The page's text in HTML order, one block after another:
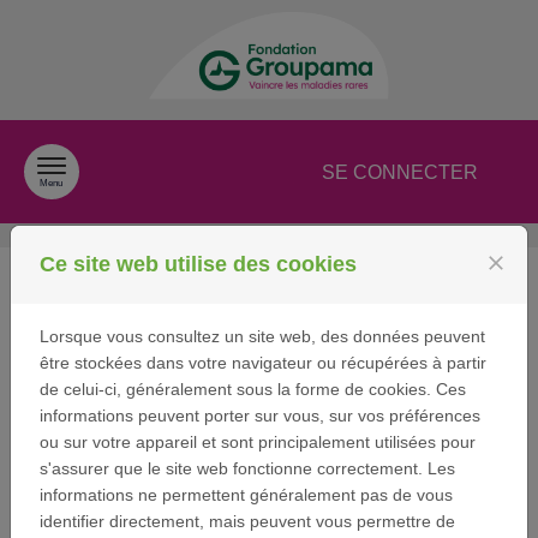
Menu
SE CONNECTER
sociale 2027
LePrix de l’Innovation sociale soutient chaque année une
initiative innovanteapportant une réponse concrète aux
besoins du quotidien des personnes atteintes de
maladies rareset de leur famille.
Ce site web utilise des cookies close
Lorsque vous consultez un site web, des données peuvent
être stockées dans votre navigateur ou récupérées à partir
de celui-ci, généralement sous la forme de cookies. Ces
informations peuvent porter sur vous, sur vos préférences
ou sur votre appareil et sont principalement utilisées pour
s'assurer que le site web fonctionne correctement. Les
informations ne permettent généralement pas de vous
identifier directement, mais peuvent vous permettre de